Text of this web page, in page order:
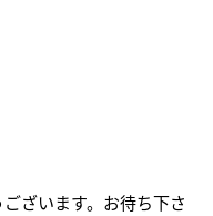
ざいます。お待ち下さ